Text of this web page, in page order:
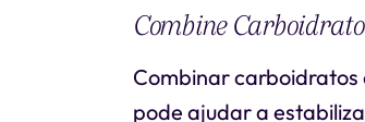
Combine
Combinar carboidratos
pode ajudar a